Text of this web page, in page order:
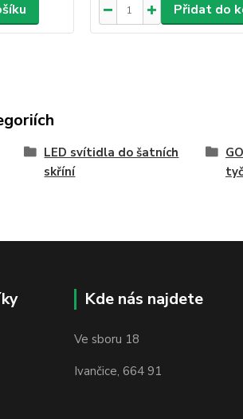
Přidat do
LED svítidla do šatních
skříní
tyč
Kde nás najdete
Ve sboru 18
Ivančice, 664 91